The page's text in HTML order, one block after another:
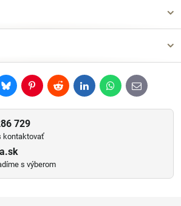
BlueskyPinterestRedditLinkedInWhatsApp
E-
mail
729
kontaktovať
s výberom